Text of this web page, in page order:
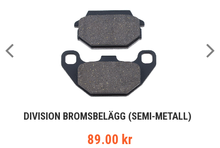
VÄLJ MOPEDFÖR RÄTT DELAR
VÄLJ
När du valt kommer butiken visa delar för vald moped
DIVISION BROMSBELÄGG (SEMI-METALL)
89.00 kr